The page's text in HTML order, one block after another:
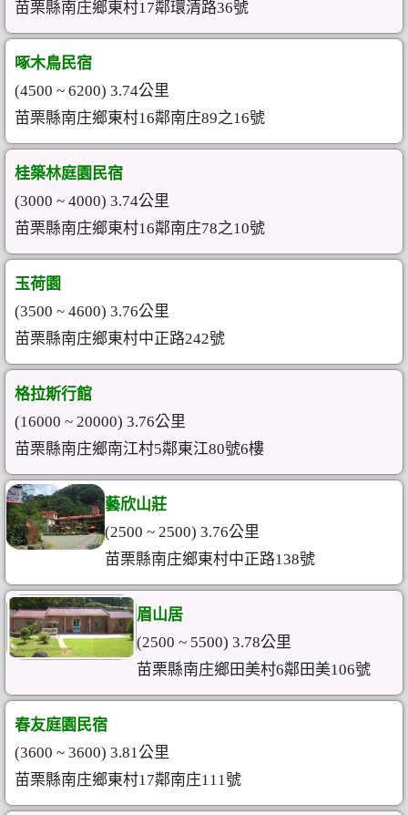
苗栗縣南庄鄉東村17鄰環清路36號
啄木鳥民宿
(4500 ~ 6200) 3.74公里
苗栗縣南庄鄉東村16鄰南庄89之16號
桂築林庭園民宿
(3000 ~ 4000) 3.74公里
苗栗縣南庄鄉東村16鄰南庄78之10號
玉荷園
(3500 ~ 4600) 3.76公里
苗栗縣南庄鄉東村中正路242號
格拉斯行館
(16000 ~ 20000) 3.76公里
苗栗縣南庄鄉南江村5鄰東江80號6樓
藝欣山莊
(2500 ~ 2500) 3.76公里
苗栗縣南庄鄉東村中正路138號
眉山居
(2500 ~ 5500) 3.78公里
苗栗縣南庄鄉田美村6鄰田美106號
春友庭園民宿
(3600 ~ 3600) 3.81公里
苗栗縣南庄鄉東村17鄰南庄111號